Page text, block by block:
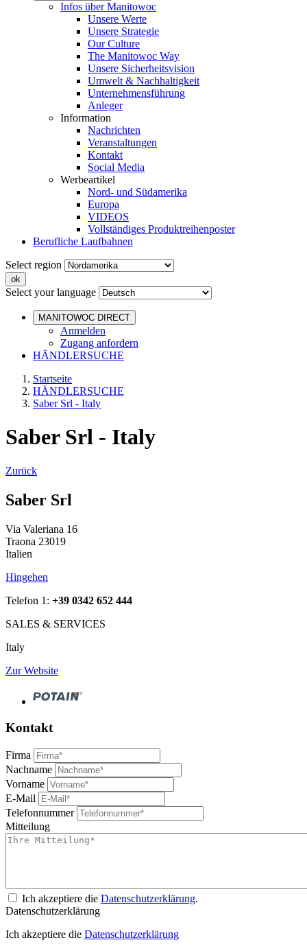
Infos über Manitowoc
Unsere Werte
Unsere Strategie
Our Culture
The Manitowoc Way
Unsere Sicherheitsvision
Umwelt & Nachhaltigkeit
Unternehmensführung
Anleger
Information
Nachrichten
Veranstaltungen
Kontakt
Social Media
Werbeartikel
Nord- und Südamerika
Europa
VIDEOS
Vollständiges Produktreihenposter
Berufliche Laufbahnen
Select region
Select your language
MANITOWOC DIRECT
Anmelden
Zugang anfordern
HÄNDLERSUCHE
Startseite
HÄNDLERSUCHE
Saber Srl - Italy
Saber Srl - Italy
Zurück
Saber Srl
Via Valeriana 16
Traona 23019
Italien
Hingehen
Telefon 1: +39 0342 652 444
SALES & SERVICES
Italy
Zur Website
Kontakt
Firma
Nachname
Vorname
E-Mail
Telefonnummer
Mitteilung
Ich akzeptiere die Datenschutzerklärung.
Datenschutzerklärung
Ich akzeptiere die Datenschutzerklärung